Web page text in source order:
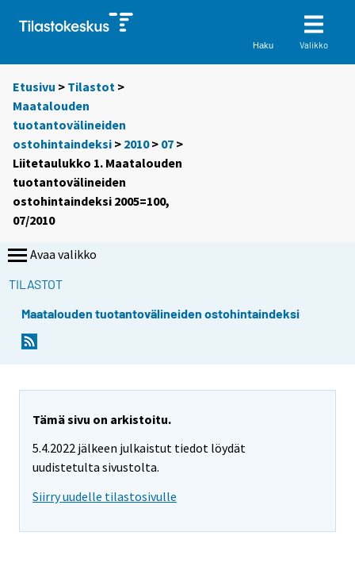
Haku Valikko
Etusivu > Tilastot >
Maatalouden
tuotantovälineiden
ostohintaindeksi > 2010> 07 >
Liitetaulukko 1. Maatalouden
tuotantovälineiden
ostohintaindeksi 2005=100,
07/2010
Avaa valikko
TILASTOT
Maatalouden tuotantovälineiden ostohintaindeksi
Tämä sivu on arkistoitu.
5.4.2022 jälkeen julkaistut tiedot löydät
uudistetulta sivustolta.
Siirry uudelle tilastosivulle